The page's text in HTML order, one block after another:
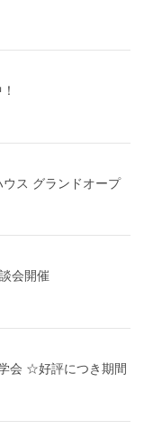
ウス グランドオープ
会開催
会 ☆好評につき期間